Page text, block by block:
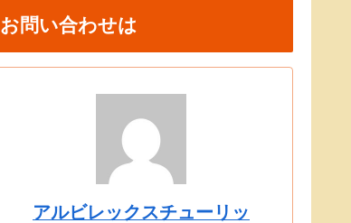
お問い合わせは
アルビレックスチューリッ